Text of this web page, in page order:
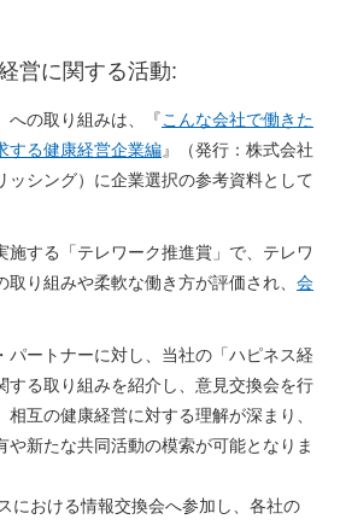
営に関する活動:
への取り組みは、『こんな会社で働きた
る健康経営企業編』（発行：株式会社
ッシング）に企業選択の参考資料として
施する「テレワーク推進賞」で、テレワ
り組みや柔軟な働き方が評価され、 会
パートナーに対し、当社の「ハピネス経
する取り組みを紹介し、意見交換会を行
互の健康経営に対する理解が深まり、
や新たな共同活動の模索が可能となりま
における情報交換会へ参加し、各社の